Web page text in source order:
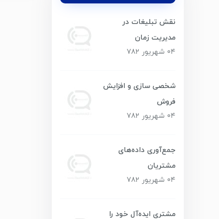
نقش تبلیغات در
مدیریت زمان
۰۴ شهریور ۷۸۲
شخصی‌ سازی و افزایش
فروش
۰۴ شهریور ۷۸۲
جمع‌آوری داده‌های
مشتریان
۰۴ شهریور ۷۸۲
مشتری ایده‌آل خود را